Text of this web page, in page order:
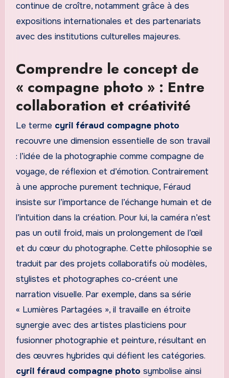
continue de croître, notamment grâce à des
expositions internationales et des partenariats
avec des institutions culturelles majeures.
Comprendre le concept de
« compagne photo » : Entre
collaboration et créativité
Le terme cyril féraud compagne photo
recouvre une dimension essentielle de son travail
: l’idée de la photographie comme compagne de
voyage, de réflexion et d’émotion. Contrairement
à une approche purement technique, Féraud
insiste sur l’importance de l’échange humain et de
l’intuition dans la création. Pour lui, la caméra n’est
pas un outil froid, mais un prolongement de l’œil
et du cœur du photographe. Cette philosophie se
traduit par des projets collaboratifs où modèles,
stylistes et photographes co-créent une
narration visuelle. Par exemple, dans sa série
« Lumières Partagées », il travaille en étroite
synergie avec des artistes plasticiens pour
fusionner photographie et peinture, résultant en
des œuvres hybrides qui défient les catégories.
cyril féraud compagne photo symbolise ainsi